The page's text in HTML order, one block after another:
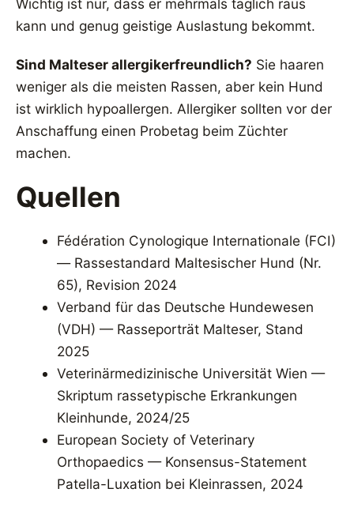
Wichtig ist nur, dass er mehrmals täglich raus
kann und genug geistige Auslastung bekommt.
Sind Malteser allergikerfreundlich? Sie haaren
weniger als die meisten Rassen, aber kein Hund
ist wirklich hypoallergen. Allergiker sollten vor der
Anschaffung einen Probetag beim Züchter
machen.
Quellen
Fédération Cynologique Internationale (FCI)
— Rassestandard Maltesischer Hund (Nr.
65), Revision 2024
Verband für das Deutsche Hundewesen
(VDH) — Rasseporträt Malteser, Stand
2025
Veterinärmedizinische Universität Wien —
Skriptum rassetypische Erkrankungen
Kleinhunde, 2024/25
European Society of Veterinary
Orthopaedics — Konsensus-Statement
Patella-Luxation bei Kleinrassen, 2024